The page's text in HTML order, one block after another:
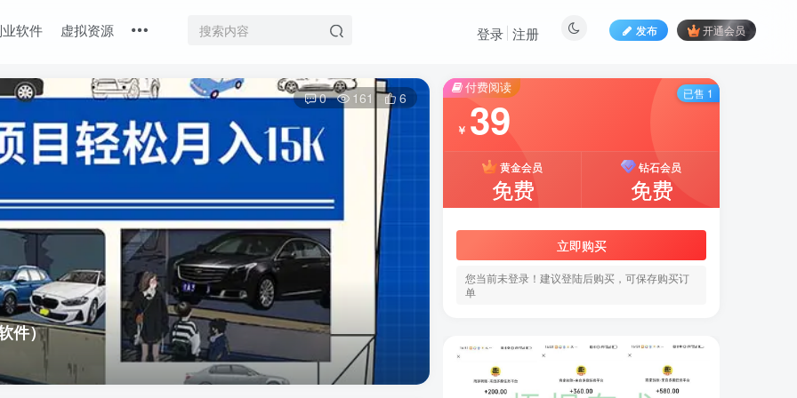
软件 虚拟资源 发布 开通会员
登录 注册
件）
0 161 6
付费阅读
￥ 39
黄金会员
免费
钻石会员
免费
立即购买
您当前未登录！建议登陆后购买，可保存购买订
单
已售 1